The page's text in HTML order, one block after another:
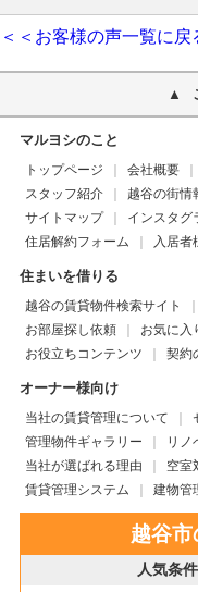
＜＜お客様の声一覧に戻
マルヨシのこと
トップページ 会社概要
スタッフ紹介
越谷の街情
サイトマップ
インスタグ
住居解約フォーム
入居者
住まいを借りる
越谷の賃貸物件検索サイト
お部屋探し依頼
お気に入
お役立ちコンテンツ
契約
オーナー様向け
当社の賃貸管理について
管理物件ギャラリー
リノ
当社が選ばれる理由
空室
賃貸管理システム
建物管
越谷
人気条